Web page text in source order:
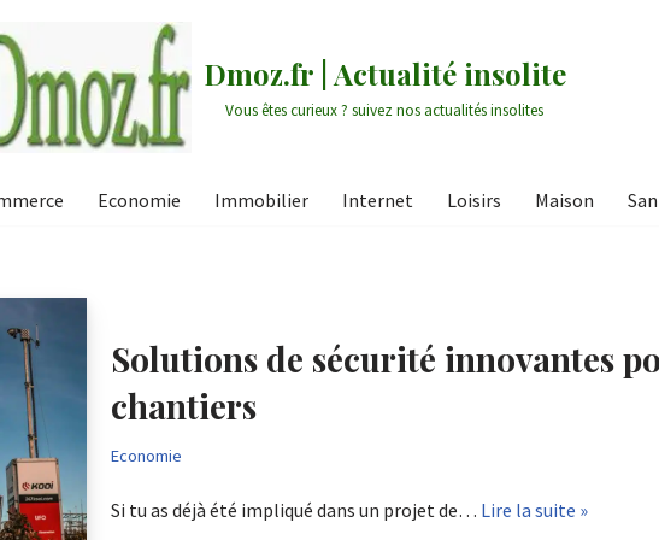
Dmoz.fr | Actualité insolite
Vous êtes curieux ? suivez nos actualités insolites
Economie Immobilier Internet Loisirs Maison
Solutions de sécurité innovantes
chantiers
Economie
Si tu as déjà été impliqué dans un projet de… Lire la suite »